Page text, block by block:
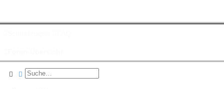
SucheErweiterte Suche